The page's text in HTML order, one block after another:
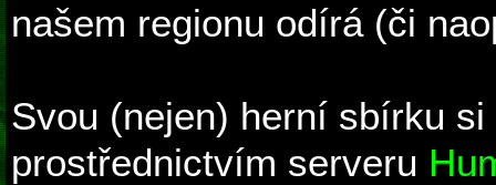
našem regionu odírá (či
Svou (nejen) herní sbírku
prostřednictvím serveru